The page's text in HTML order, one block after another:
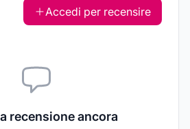
Accedi per recensire
recensione ancora